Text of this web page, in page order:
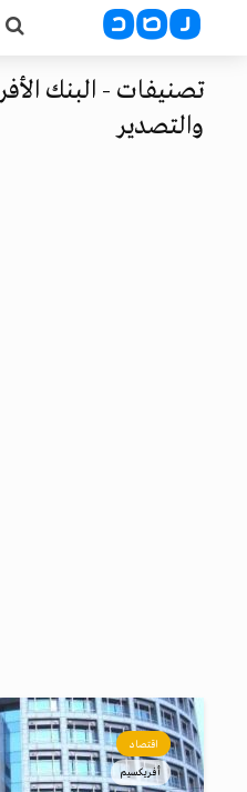
تصنيفات - البنك
والتصدير
اقتصاد
أفريكسيم